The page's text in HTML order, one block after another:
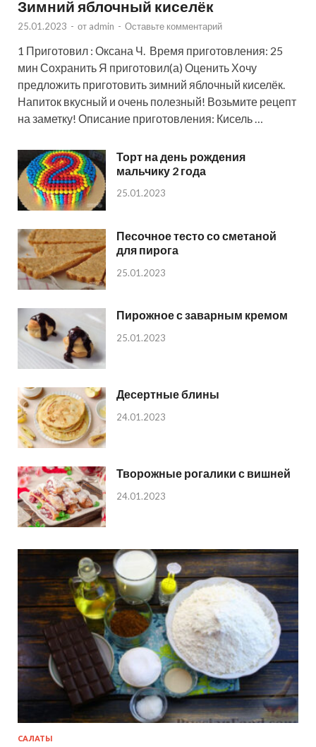
Зимний яблочный киселёк
25.01.2023 - от admin - Оставьте комментарий
1 Приготовил : Оксана Ч. Время приготовления: 25
мин Сохранить Я приготовил(а) Оценить Хочу
предложить приготовить зимний яблочный киселёк.
Напиток вкусный и очень полезный! Возьмите рецепт
на заметку! Описание приготовления: Кисель …
Торт на день рождения
мальчику 2 года
25.01.2023
Песочное тесто со сметаной
для пирога
25.01.2023
Пирожное с заварным кремом
25.01.2023
Десертные блины
24.01.2023
Творожные рогалики с вишней
24.01.2023
САЛАТЫ